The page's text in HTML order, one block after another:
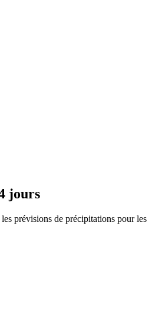
jours
prévisions de précipitations pour les